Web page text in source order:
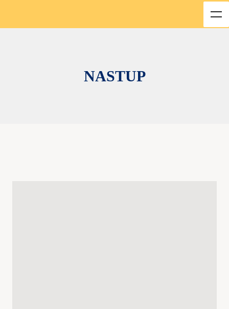
NASTUP